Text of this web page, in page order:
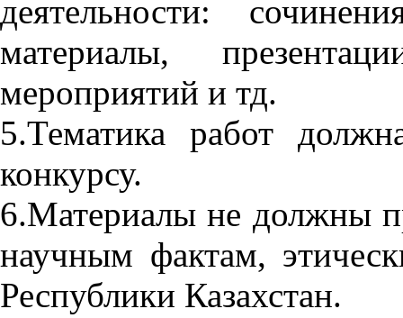
деятельности:
материалы,
мероприятий и тд.
5.Тематика работ
конкурсу.
6.Материалы не должны
научным фактам,
Республики Казахстан.